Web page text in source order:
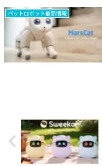
ペットロボット最新情報